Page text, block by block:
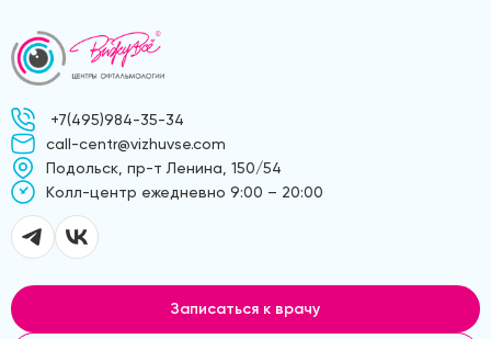
+7(495)984-35-34
call-centr@vizhuvse.com
Подольск, пр-т Ленина, 150/54
Kолл-центр ежедневно 9:00 – 20:00
Записаться к врачу